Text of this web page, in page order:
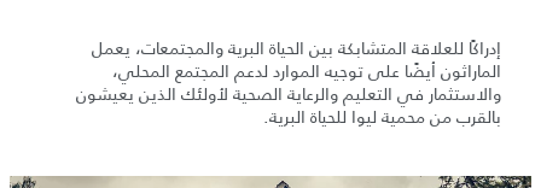
إدراكًا للعلاقة المتشابكة بين الحياة البرية والمجتمعات، يعمل
الماراثون أيضًا على توجيه الموارد لدعم المجتمع المحلي،
والاستثمار في التعليم والرعاية الصحية لأولئك الذين يعيشون
بالقرب من محمية ليوا للحياة البرية.